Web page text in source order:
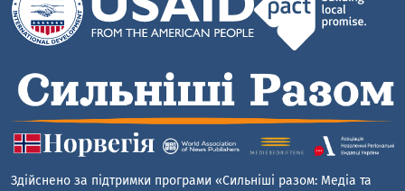
Здійснено за підтримки програми «Сильніші разом: Медіа та